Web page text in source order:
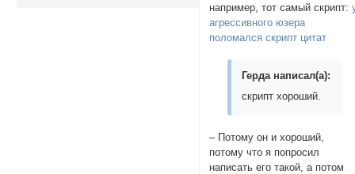
например, тот самый скрипт:
агрессивного юзера
поломался скрипт цитат
Герда написал(а):
скрипт хороший.
– Потому он и хороший,
потому что я попросил
написать его такой, а потом